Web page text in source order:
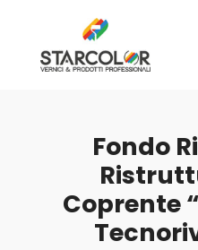
Fondo
Coprente